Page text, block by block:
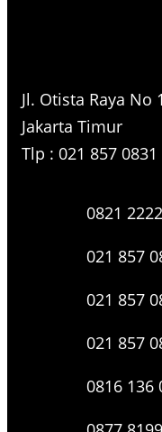
Jl. Otista Raya No
Jakarta Timur
Tlp : 021 857 0831
0821
021 857
021 857
021 857
0816 136